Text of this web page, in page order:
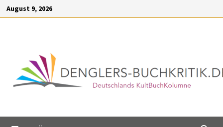
springen
August 9, 2026